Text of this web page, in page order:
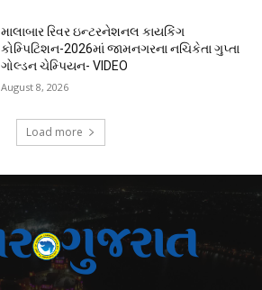
માલાબાર રિવર ઇન્ટરનેશનલ કાયકિંગ
કોમ્પિટિશન-2026માં જામનગરના નચિકેતા ગુપ્તા
ગોલ્ડન ચેમ્પિયન- VIDEO
August 8, 2026
Load more